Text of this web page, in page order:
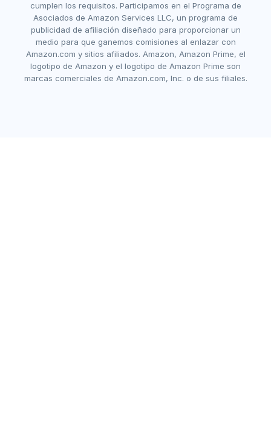
cumplen los requisitos. Participamos en el Programa de
Asociados de Amazon Services LLC, un programa de
publicidad de afiliación diseñado para proporcionar un
medio para que ganemos comisiones al enlazar con
Amazon.com y sitios afiliados. Amazon, Amazon Prime, el
logotipo de Amazon y el logotipo de Amazon Prime son
marcas comerciales de Amazon.com, Inc. o de sus filiales.